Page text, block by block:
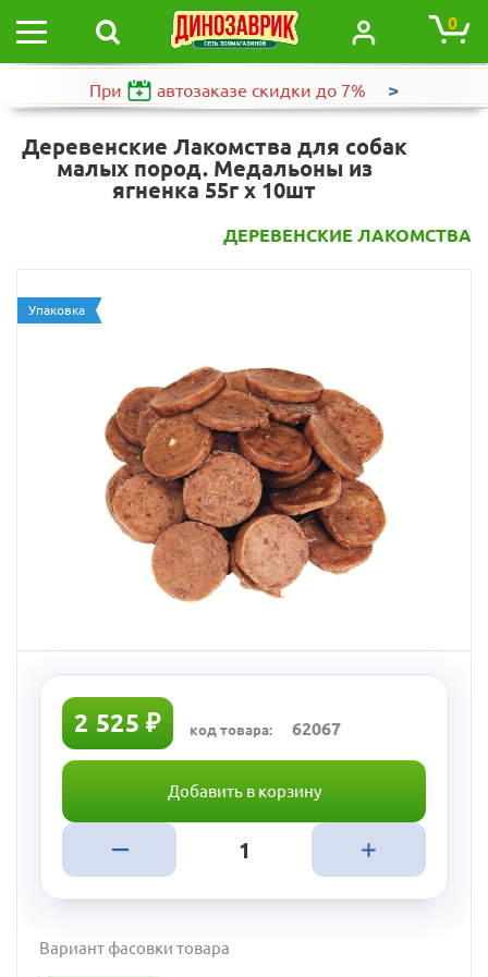
0
При автозаказе скидки до 7% >
Деревенские Лакомства для собак
малых пород. Медальоны из
ягненка 55г х 10шт
ДЕРЕВЕНСКИЕ ЛАКОМСТВА
Упаковка
2 525 ₽ код товара: 62067
Добавить в корзину
Вариант фасовки товара